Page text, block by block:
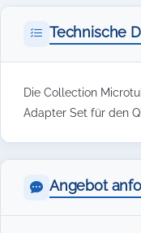
Technische
Die Collection
Adapter Set für den
Angebot